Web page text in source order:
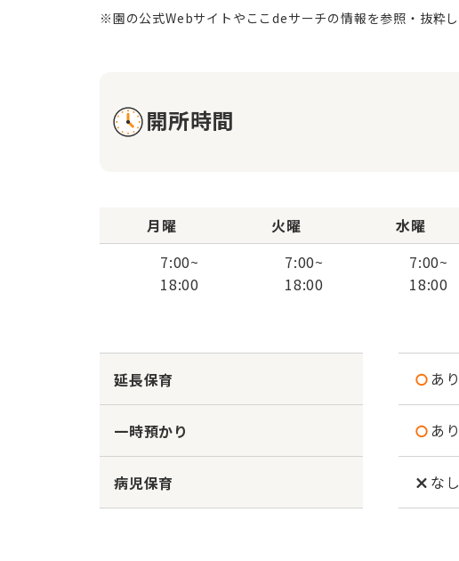
開所時間
月曜
7:00~
18:00
火曜
7:00~
18:00
水曜
7:00~
18:00
延長保育 あり
一時預かり あり
病児保育 なし